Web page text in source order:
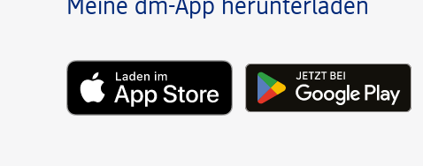
Meine dm-App herunterladen